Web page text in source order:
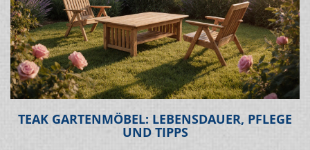
TEAK GARTENMÖBEL: LEBENSDAUER, PFLEGE
UND TIPPS